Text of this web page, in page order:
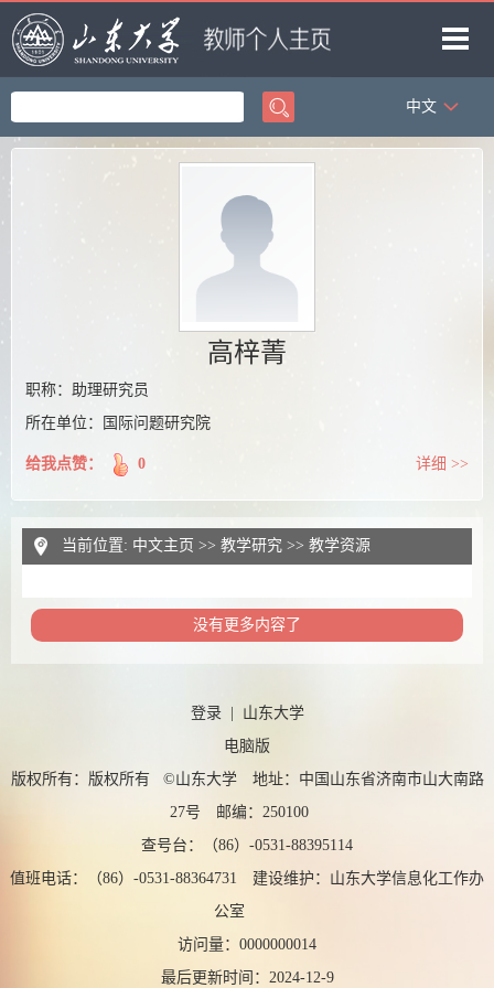
首页
中文
高梓菁
职称：助理研究员
所在单位：国际问题研究院
给我点赞： 0 详细 >>
当前位置: 中文主页 >> 教学研究 >> 教学资源
没有更多内容了
登录| 山东大学
电脑版
版权所有：版权所有 ©山东大学 地址：中国山东省济南市山大南路
27号 邮编：250100
查号台：（86）-0531-88395114
值班电话：（86）-0531-88364731 建设维护：山东大学信息化工作办
公室
访问量： 0000000014
最后更新时间： 2024-12-9